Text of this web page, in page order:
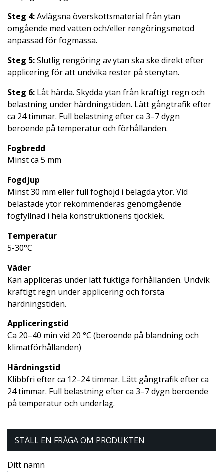
Steg 4:Avlägsna överskottsmaterial från ytan
omgående med vatten och/eller rengöringsmetod
anpassad för fogmassa.
Steg 5:Slutlig rengöring av ytan ska ske direkt efter
applicering för att undvika rester på stenytan.
Steg 6: Låt härda. Skydda ytan från kraftigt regn och
belastning under härdningstiden. Lätt gångtrafik efter
ca 24 timmar. Full belastning efter ca 3–7 dygn
beroende på temperatur och förhållanden.
Fogbredd
Minst ca 5 mm
Fogdjup
Minst 30 mm eller full foghöjd i belagda ytor. Vid
belastade ytor rekommenderas genomgående
fogfyllnad i hela konstruktionens tjocklek.
Temperatur
5-30°C
Väder
Kan appliceras under lätt fuktiga förhållanden. Undvik
kraftigt regn under applicering och första
härdningstiden.
Appliceringstid
Ca 20–40 min vid 20 °C (beroende på blandning och
klimatförhållanden)
Härdningstid
Klibbfri efter ca 12–24 timmar. Lätt gångtrafik efter ca
24 timmar. Full belastning efter ca 3–7 dygn beroende
på temperatur och underlag.
STÄLL EN FRÅGA OM PRODUKTEN
Ditt namn